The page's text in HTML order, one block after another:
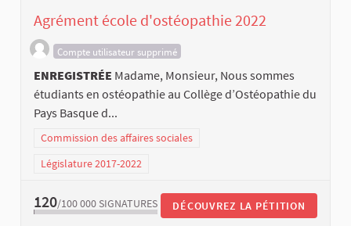
Agrément école d'ostéopathie 2022
Compte utilisateur supprimé
ENREGISTRÉE Madame, Monsieur, Nous sommes
étudiants en ostéopathie au Collège d’Ostéopathie du
Pays Basque d...
Commission des affaires sociales
Législature 2017-2022
120/100 000 SIGNATURES DÉCOUVREZ LA PÉTITION